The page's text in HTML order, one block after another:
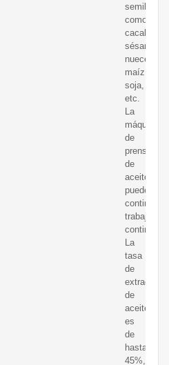
semillas,
como
sésamo,
nueces,
maíz,
soja,
etc.
La
máquina
de
prensa
de
aceite
puede
continuar
trabajo
continuo
La
tasa
de
extracción
de
aceite
es
de
hasta
45%,